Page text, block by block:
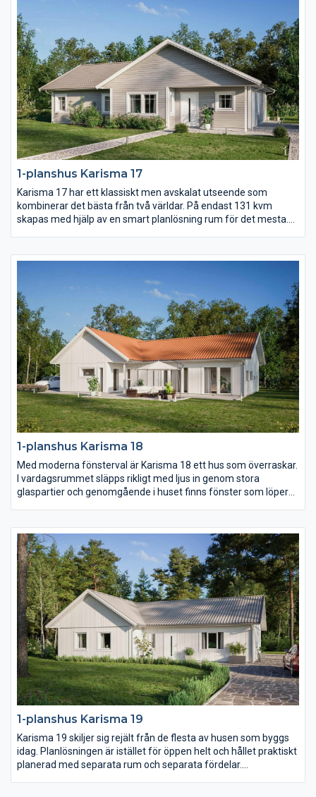
1-planshus Karisma 17
Karisma 17 har ett klassiskt men avskalat utseende som
kombinerar det bästa från två världar. På endast 131 kvm
skapas med hjälp av en smart planlösning rum för det mesta.
det hela fyra sovrum samt ett allrum.
1-planshus Karisma 18
Med moderna fönsterval är Karisma 18 ett hus som överraskar.
I vardagsrummet släpps rikligt med ljus in genom stora
glaspartier och genomgående i huset finns fönster som löper
riktigt lyxigt master bedroom.
1-planshus Karisma 19
Karisma 19 skiljer sig rejält från de flesta av husen som byggs
idag. Planlösningen är istället för öppen helt och hållet praktiskt
planerad med separata rum och separata fördelar.